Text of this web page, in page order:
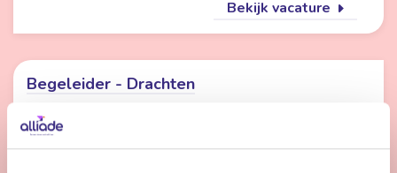
Bekijk vacature
Begeleider - Drachten
Drachten
24 - 32 uur | Deeltijds, Onbepaalde tijd